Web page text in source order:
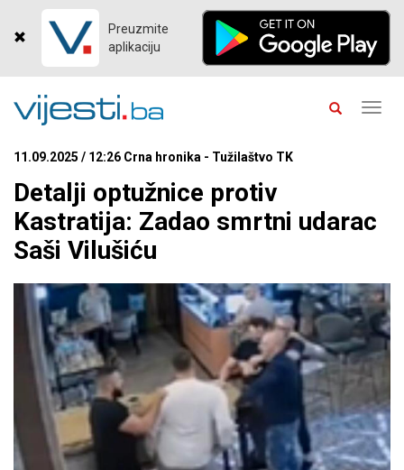
Preuzmite
aplikaciju
11.09.2025 / 12:26 Crna hronika - Tužilaštvo TK
Detalji optužnice protiv
Kastratija: Zadao smrtni udarac
Saši Vilušiću